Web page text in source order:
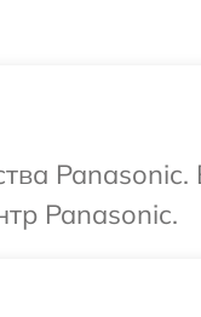
Panasonic.
Panasonic.